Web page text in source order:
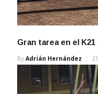
Gran tarea en el
ByAdrián Hernández